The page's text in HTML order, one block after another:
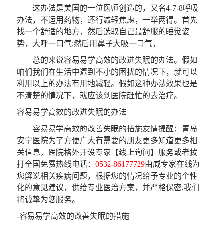
这办法是美国的一位医师创造的，又名4-7-8呼吸
办法，不运用药物，还行减轻焦虑，一举两得。首先
找一个舒适的地方，然后选取自己最舒服的睡觉姿
势，大呼一口气;然后用鼻子大吸一口气，
总的来说容易易学高效的改进失眠的办法。假如
咱们我们在生活中遭到不小的困扰的情况下，就可以
利用以上的办法有用地减轻。假如这种办法效果也是
不清楚的情况下，就应该到医院赶忙的去治疗。
容易易学高效的改进失眠的办法
容易易学高效的改善失眠的措施友情提醒 ： 青岛
安宁医院为了方便广大有需要的朋友更多知道更多相
关信息，医院格外开设专家【线上询问】服务或者拨
打全国免费热线电话：0532-86177729由威专家在线为
您解说相关疾病问题，根据您的情况给予专业的个性
化的意见建议，供给专业医治方案，并严格保密,我们
将诚挚为您服务。
-容易易学高效的改善失眠的措施